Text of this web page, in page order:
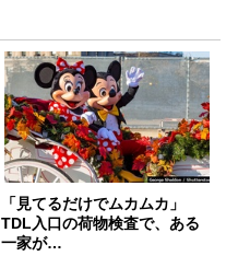
「見てるだけでムカムカ」
TDL入口の荷物検査で、ある
一家が…